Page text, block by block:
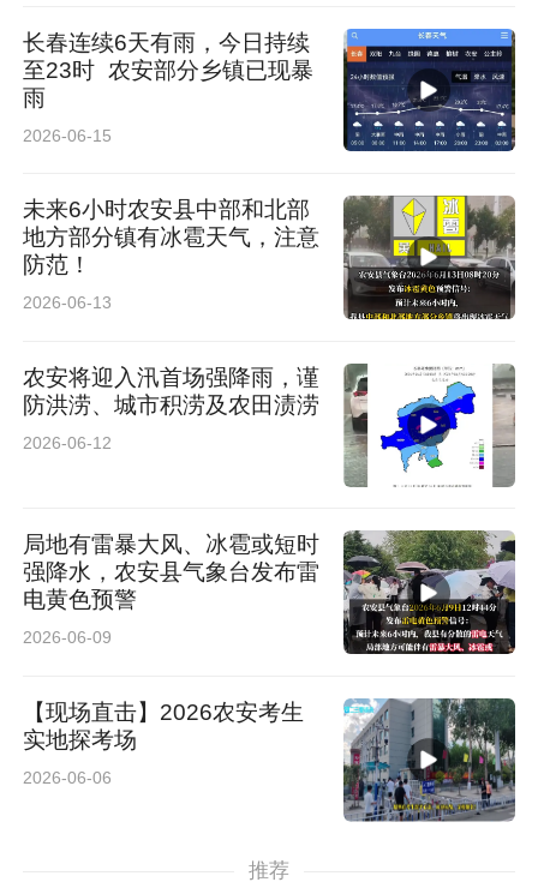
长春连续6天有雨，今日持续
至23时 农安部分乡镇已现暴
雨
2026-06-15
未来6小时农安县中部和北部
地方部分镇有冰雹天气，注意
防范！
2026-06-13
农安将迎入汛首场强降雨，谨
防洪涝、城市积涝及农田渍涝
2026-06-12
局地有雷暴大风、冰雹或短时
强降水，农安县气象台发布雷
电黄色预警
2026-06-09
【现场直击】2026农安考生
实地探考场
2026-06-06
推荐